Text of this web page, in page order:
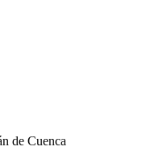
de Cuenca